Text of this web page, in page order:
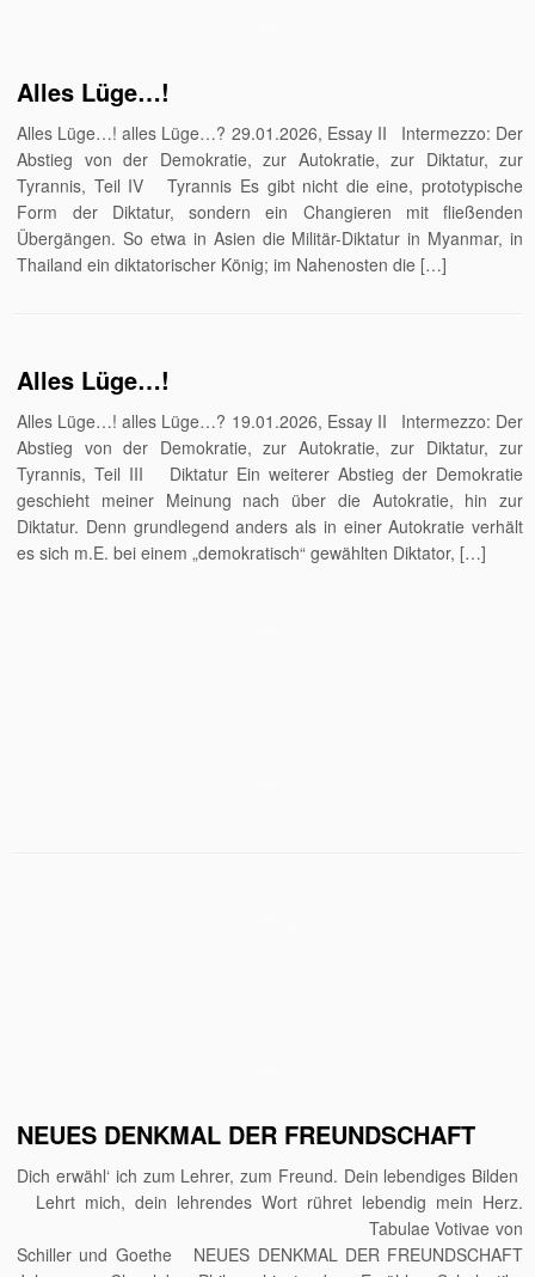
Alles Lüge…!
Alles Lüge…! alles Lüge…? 29.01.2026, Essay II Intermezzo: Der
Abstieg von der Demokratie, zur Autokratie, zur Diktatur, zur
Tyrannis, Teil IV Tyrannis Es gibt nicht die eine, prototypische
Form der Diktatur, sondern ein Changieren mit fließenden
Übergängen. So etwa in Asien die Militär-Diktatur in Myanmar, in
Thailand ein diktatorischer König; im Nahenosten die […]
Alles Lüge…!
Alles Lüge…! alles Lüge…? 19.01.2026, Essay II Intermezzo: Der
Abstieg von der Demokratie, zur Autokratie, zur Diktatur, zur
Tyrannis, Teil III Diktatur Ein weiterer Abstieg der Demokratie
geschieht meiner Meinung nach über die Autokratie, hin zur
Diktatur. Denn grundlegend anders als in einer Autokratie verhält
es sich m.E. bei einem „demokratisch“ gewählten Diktator, […]
NEUES DENKMAL DER FREUNDSCHAFT
Dich erwähl‘ ich zum Lehrer, zum Freund. Dein lebendiges Bilden
Lehrt mich, dein lehrendes Wort rühret lebendig mein Herz.
Tabulae Votivae von
Schiller und Goethe NEUES DENKMAL DER FREUNDSCHAFT